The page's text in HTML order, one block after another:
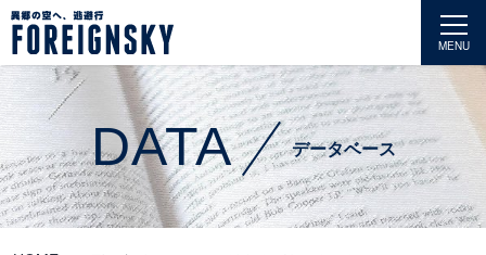
MENU
DATA データベース